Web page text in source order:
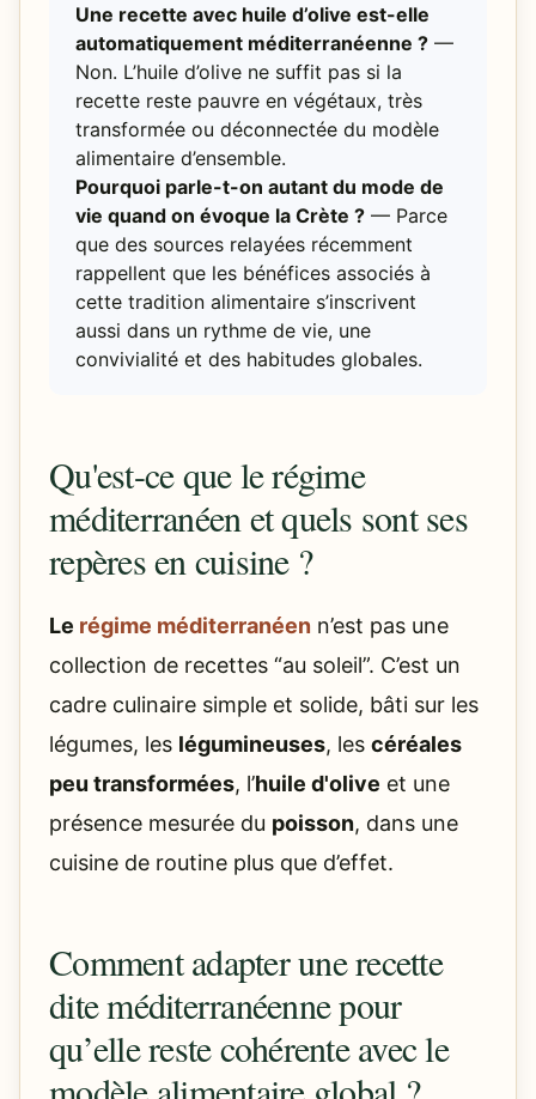
Une recette avec huile d’olive est-elle
automatiquement méditerranéenne ? —
Non. L’huile d’olive ne suffit pas si la
recette reste pauvre en végétaux, très
transformée ou déconnectée du modèle
alimentaire d’ensemble.
Pourquoi parle-t-on autant du mode de
vie quand on évoque la Crète ? — Parce
que des sources relayées récemment
rappellent que les bénéfices associés à
cette tradition alimentaire s’inscrivent
aussi dans un rythme de vie, une
convivialité et des habitudes globales.
Qu'est-ce que le régime
méditerranéen et quels sont ses
repères en cuisine ?
Le régime méditerranéen n’est pas une
collection de recettes “au soleil”. C’est un
cadre culinaire simple et solide, bâti sur les
légumes, les légumineuses, les céréales
peu transformées, l’huile d'olive et une
présence mesurée du poisson, dans une
cuisine de routine plus que d’effet.
Comment adapter une recette
dite méditerranéenne pour
qu’elle reste cohérente avec le